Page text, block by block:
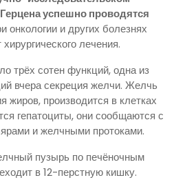
успешно проводятся
онкологии и других болезнях
лечения.
трёх сотен функций, одна из
вчера секреция желчи. Желчь
жиров, производится в клетках
гепатоциты, они сообщаются с
и желчными протоками.
пузырь по печёночным
в 12-перстную кишку.